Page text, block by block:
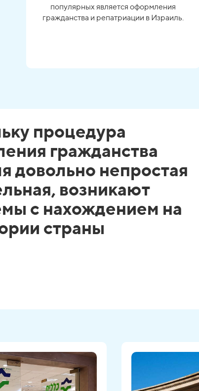
популярных является оформления
гражданства и репатриации в Израиль.
процедура
гражданства
довольно непростая
возникают
с нахождением на
страны